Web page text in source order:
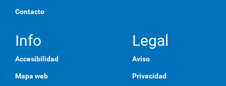
Contacto
Info
Accesibilidad
Mapa web
Legal
Aviso
Privacidad